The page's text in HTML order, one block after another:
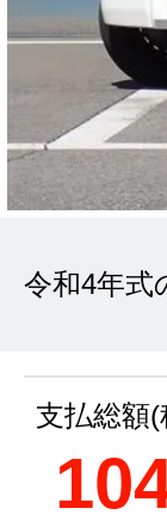
令和4年式
支払総額(